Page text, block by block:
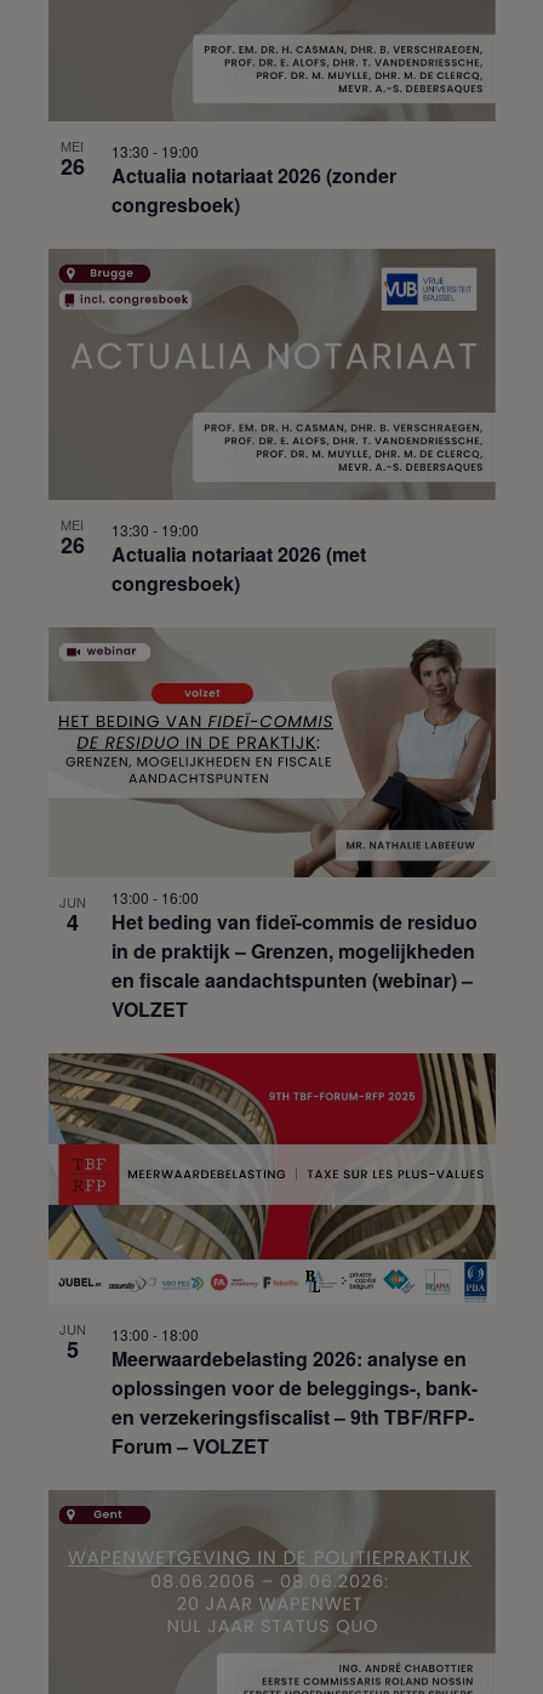
MEI
26
Actualia notariaat 2026 (zonder
congresboek)
13:30 - 19:00
MEI
26
Actualia notariaat 2026 (met
congresboek)
13:30 - 19:00
JUN
4
Het beding van fideï-commis de residuo
in de praktijk – Grenzen, mogelijkheden
en fiscale aandachtspunten (webinar) –
VOLZET
13:00 - 16:00
JUN
5
Meerwaardebelasting 2026: analyse en
oplossingen voor de beleggings-, bank-
en verzekeringsfiscalist – 9th TBF/RFP-
Forum – VOLZET
13:00 - 18:00